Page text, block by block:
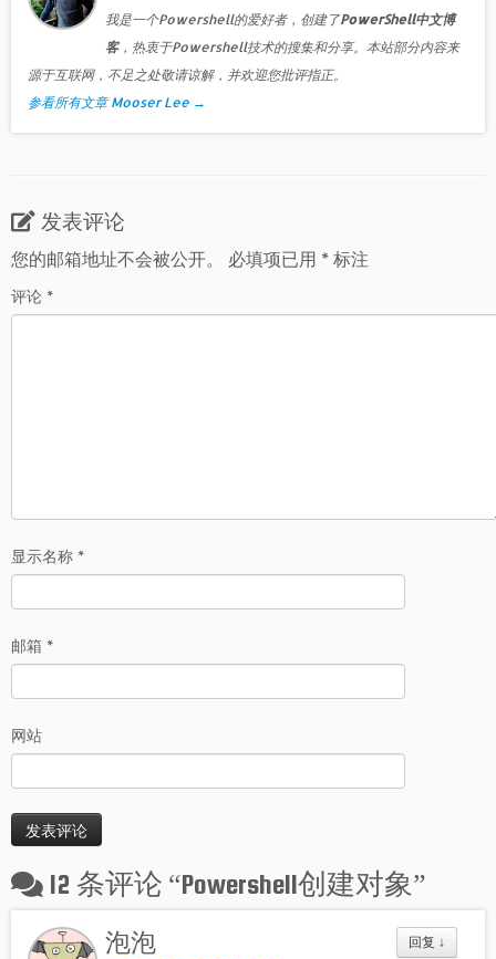
我是一个Powershell的爱好者，创建了PowerShell中文博
客，热衷于Powershell技术的搜集和分享。本站部分内容来
源于互联网，不足之处敬请谅解，并欢迎您批评指正。
参看所有文章 Mooser Lee →
发表评论
您的邮箱地址不会被公开。
必填项已用 *标注
评论 *
显示名称 *
邮箱 *
网站
12 条评论 “Powershell创建对象”
回复 ↓
泡泡